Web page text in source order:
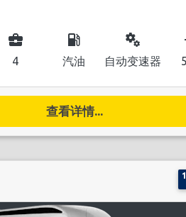
business_center
4
local_gas_station
汽油
miscellaneous_services
自动变速器
查看详情...